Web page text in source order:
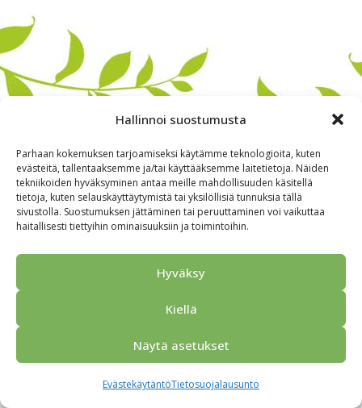
Hallinnoi suostumusta
Parhaan kokemuksen tarjoamiseksi käytämme teknologioita, kuten
evästeitä, tallentaaksemme ja/tai käyttääksemme laitetietoja. Näiden
tekniikoiden hyväksyminen antaa meille mahdollisuuden käsitellä
tietoja, kuten selauskäyttäytymistä tai yksilöllisiä tunnuksia tällä
sivustolla. Suostumuksen jättäminen tai peruuttaminen voi vaikuttaa
haitallisesti tiettyihin ominaisuuksiin ja toimintoihin.
Hyväksy
Kiellä
Näytä asetukset
EvästekäytäntöTietosuojalausunto
Alkuun Ryhmille Kokous & Ohjelmat
Yhteistyökumppanit
Tarjouspyyntö
Anna palautetta
Tietosuojaseloste
© 2026 Porvoo Tours - matkanjärjestäjä / FPW